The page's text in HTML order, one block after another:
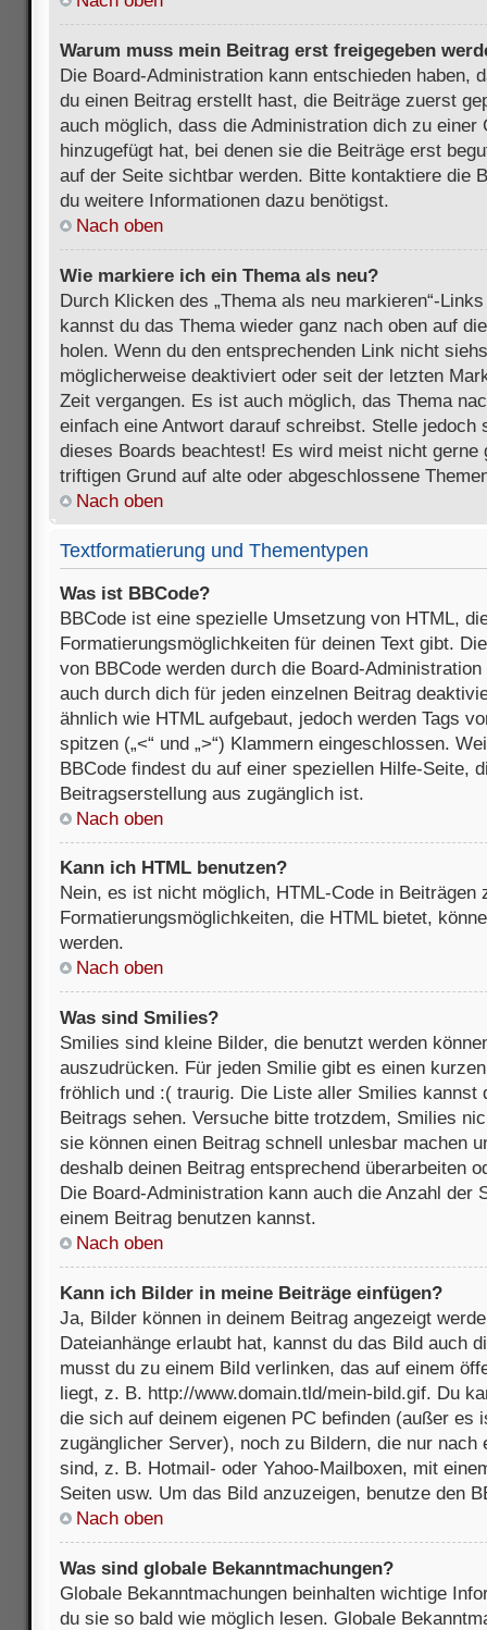
Warum muss mein Beitrag erst freigegeben
Die Board-Administration kann entschieden haben,
du einen Beitrag erstellt hast, die Beiträge zuerst
auch möglich, dass die Administration dich zu einer
hinzugefügt hat, bei denen sie die Beiträge erst
auf der Seite sichtbar werden. Bitte kontaktiere die
du weitere Informationen dazu benötigst.
Nach oben
Wie markiere ich ein Thema als neu?
Durch Klicken des „Thema als neu markieren“-
kannst du das Thema wieder ganz nach oben auf
holen. Wenn du den entsprechenden Link nicht
möglicherweise deaktiviert oder seit der letzten
Zeit vergangen. Es ist auch möglich, das Thema
einfach eine Antwort darauf schreibst. Stelle jedoch
dieses Boards beachtest! Es wird meist nicht gerne
triftigen Grund auf alte oder abgeschlossene
Nach oben
Textformatierung und Thementypen
Was ist BBCode?
BBCode ist eine spezielle Umsetzung von HTML,
Formatierungsmöglichkeiten für deinen Text gibt.
von BBCode werden durch die Board-
auch durch dich für jeden einzelnen Beitrag
ähnlich wie HTML aufgebaut, jedoch werden Tags
spitzen („<“ und „>“) Klammern eingeschlossen.
BBCode findest du auf einer speziellen Hilfe-Seite,
Beitragserstellung aus zugänglich ist.
Nach oben
Kann ich HTML benutzen?
Nein, es ist nicht möglich, HTML-Code in Beiträgen
Formatierungsmöglichkeiten, die HTML bietet,
werden.
Nach oben
Was sind Smilies?
Smilies sind kleine Bilder, die benutzt werden
auszudrücken. Für jeden Smilie gibt es einen
fröhlich und :( traurig. Die Liste aller Smilies kannst
Beitrags sehen. Versuche bitte trotzdem, Smilies
sie können einen Beitrag schnell unlesbar machen
deshalb deinen Beitrag entsprechend überarbeiten
Die Board-Administration kann auch die Anzahl der
einem Beitrag benutzen kannst.
Nach oben
Kann ich Bilder in meine Beiträge einfügen?
Ja, Bilder können in deinem Beitrag angezeigt
Dateianhänge erlaubt hat, kannst du das Bild auch
musst du zu einem Bild verlinken, das auf einem
liegt, z. B. http://www.domain.tld/mein-bild.gif. Du
die sich auf deinem eigenen PC befinden (außer es
zugänglicher Server), noch zu Bildern, die nur nach
sind, z. B. Hotmail- oder Yahoo-Mailboxen, mit
Seiten usw. Um das Bild anzuzeigen, benutze den
Nach oben
Was sind globale Bekanntmachungen?
Globale Bekanntmachungen beinhalten wichtige
du sie so bald wie möglich lesen. Globale